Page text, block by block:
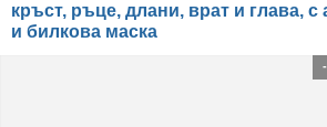
кръст, ръце, длани, врат и глава,
и билкова маска